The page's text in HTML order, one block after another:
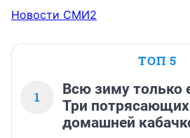
Новости СМИ2
ТОП 5
1
Всю зиму только
Три
домашней